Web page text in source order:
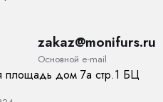
роскошные,
пуховик с
zakaz@monifurs.ru
Основной е-mail
площадь дом 7а стр.1 БЦ